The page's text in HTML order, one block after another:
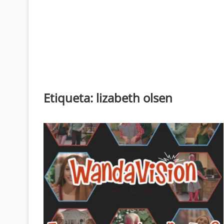
Etiqueta: lizabeth olsen